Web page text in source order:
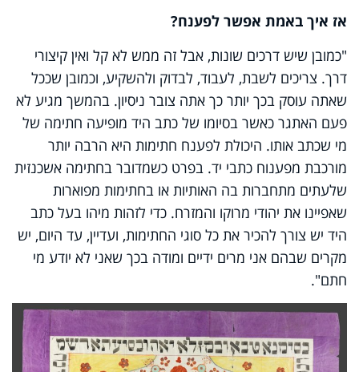
אז איך באמת אפשר לפענח?
"כמובן שיש דרכים שונות, אבל זה ממש לא קל ואין קיצורי
דרך. צריכים לשבת, לעבוד, לבדוק ולהשקיע, וכמובן שככל
שאתה עוסק בכך יותר כך אתה צובר ניסיון. בהמשך מגיע לא
פעם האתגר כאשר בסיומו של כתב היד מופיעה חתימה של
מי שכתב אותו. היכולת לפענח חתימות היא הרבה יותר
מורכבת מפענוח כתבי יד. בפרט כשמדובר בחתימה אשכנזית
שלעתים מתחברות בה האותיות או בחתימות מפוארות
שאפיינו את יהודי מרוקו והמזרח. כדי לזהות מיהו בעל כתב
היד יש צורך להכיר את כל סוגי החתימות, ועדיין, עד היום, יש
מקרים שבהם אני מרים ידיים ומודה בכך שאני לא יודע מי
חתם".